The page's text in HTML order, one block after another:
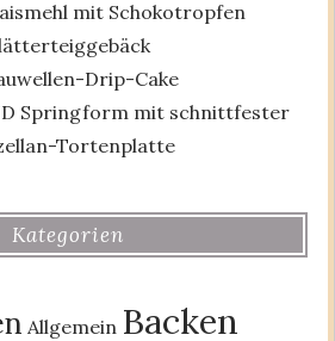
mit Schokotropfen
Drip-Cake
Springform mit schnittfester
Tortenplatte
Kategorien
Allgemein Backen